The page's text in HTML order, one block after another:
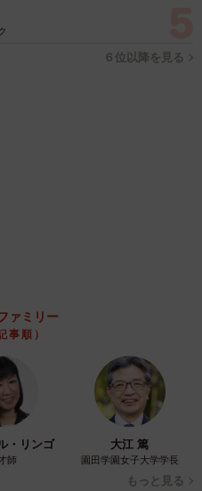
回せる人は何が違う？ 「退職
り重要な“ある経験”とは
情報部
月ぶり」全焼した自宅訪れた林
も取り払われスケルトン状態